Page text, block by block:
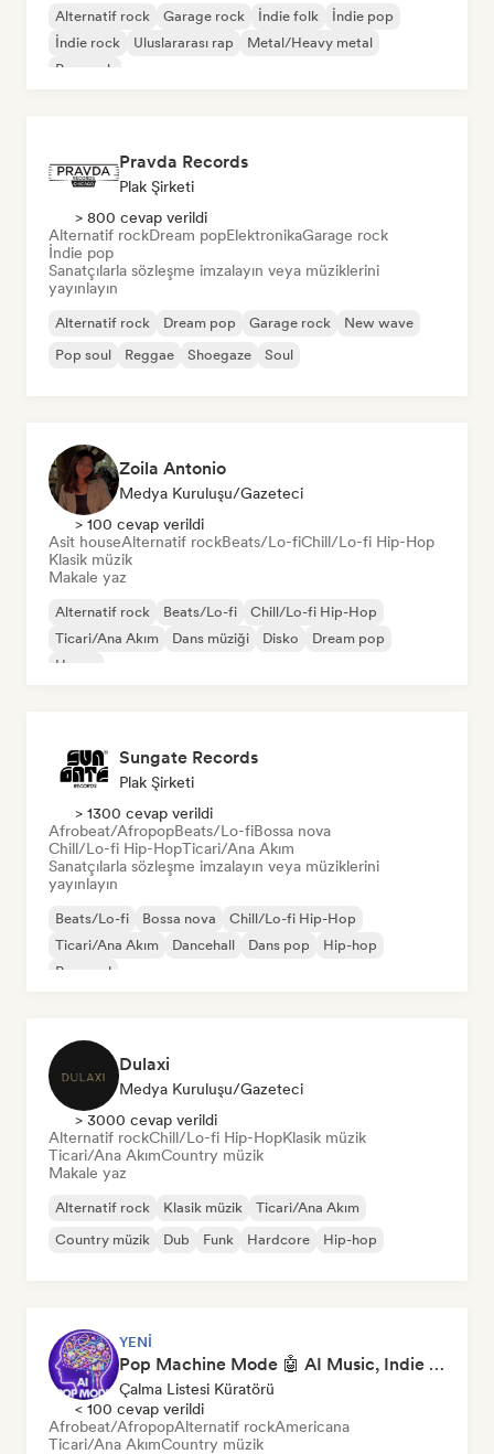
Alternatif rock Garage rock İndie folk
İndie pop
İndie rock
Uluslararası rap
Metal/Heavy metal
Pop rock
Pravda Records
Plak Şirketi
> 800 cevap verildi
Alternatif rockDream popElektronikaGarage rock
İndie pop
Sanatçılarla sözleşme imzalayın veya müziklerini
yayınlayın
Alternatif rock Dream pop Garage rock
New wave
Pop soul
Reggae Shoegaze Soul
Zoila Antonio
Medya Kuruluşu/Gazeteci
> 100 cevap verildi
Asit houseAlternatif rockBeats/Lo-fiChill/Lo-fi Hip-Hop
Klasik müzik
Makale yaz
Alternatif rock Beats/Lo-fi
Chill/Lo-fi Hip-Hop
Ticari/Ana Akım
Dans müziği Disko
Dream pop
House
Sungate Records
Plak Şirketi
> 1300 cevap verildi
Afrobeat/AfropopBeats/Lo-fiBossa nova
Chill/Lo-fi Hip-HopTicari/Ana Akım
Sanatçılarla sözleşme imzalayın veya müziklerini
yayınlayın
Beats/Lo-fi Bossa nova
Chill/Lo-fi Hip-Hop
Ticari/Ana Akım
Dancehall Dans pop
Hip-hop
Pop soul
Dulaxi
Medya Kuruluşu/Gazeteci
> 3000 cevap verildi
Alternatif rockChill/Lo-fi Hip-HopKlasik müzik
Ticari/Ana AkımCountry müzik
Makale yaz
Alternatif rock Klasik müzik
Ticari/Ana Akım
Country müzik
Dub Funk Hardcore Hip-hop
YENI
Pop Machine Mode 🤖 AI Music, Indie Pop & Dream Pop
Çalma Listesi Küratörü
< 100 cevap verildi
Afrobeat/AfropopAlternatif rockAmericana
Ticari/Ana AkımCountry müzik